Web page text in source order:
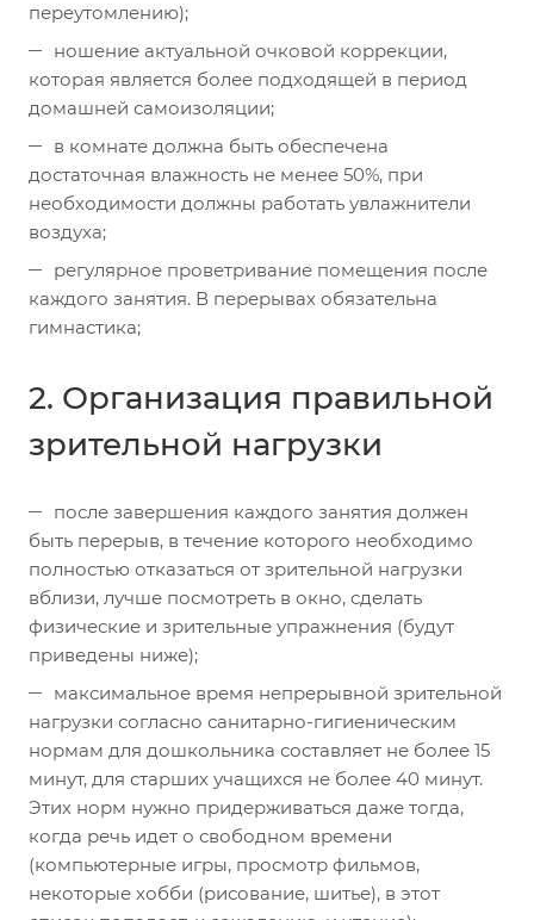
переутомлению);
ношение актуальной очковой коррекции,
которая является более подходящей в период
домашней самоизоляции;
в комнате должна быть обеспечена
достаточная влажность не менее 50%, при
необходимости должны работать увлажнители
воздуха;
регулярное проветривание помещения после
каждого занятия. В перерывах обязательна
гимнастика;
2. Организация правильной
зрительной нагрузки
после завершения каждого занятия должен
быть перерыв, в течение которого необходимо
полностью отказаться от зрительной нагрузки
вблизи, лучше посмотреть в окно, сделать
физические и зрительные упражнения (будут
приведены ниже);
максимальное время непрерывной зрительной
нагрузки согласно санитарно-гигиеническим
нормам для дошкольника составляет не более 15
минут, для старших учащихся не более 40 минут.
Этих норм нужно придерживаться даже тогда,
когда речь идет о свободном времени
(компьютерные игры, просмотр фильмов,
некоторые хобби (рисование, шитье), в этот